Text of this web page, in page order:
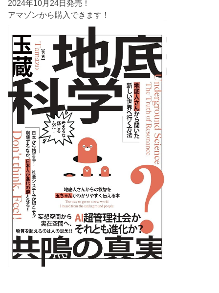
2024年10月24日発売！
アマゾンから購入できます！